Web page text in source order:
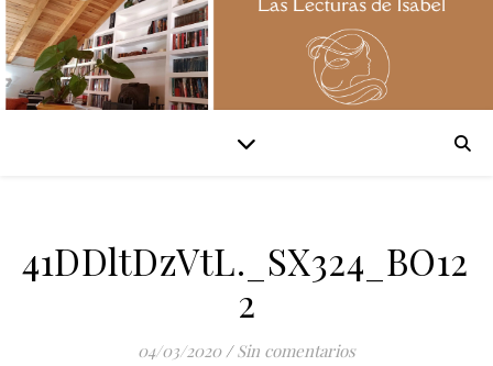
2
04/03/2020 / Sin comentarios